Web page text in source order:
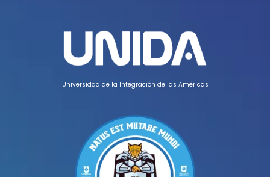
Universidad de la Integración de las Américas